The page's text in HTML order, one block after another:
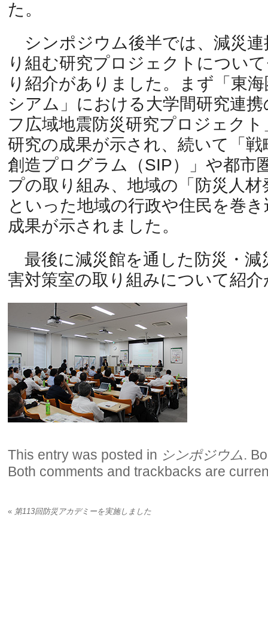
た。
シンポジウム後半では、減災連
り組む研究プロジェクトについ
り紹介がありました。まず「東
シアム」における大学間研究連
フ広域地震防災研究プロジェク
研究の成果が示され、続いて「
創造プログラム（SIP）」や都市
プの取り組み、地域の「防災人
といった地域の行政や住民を巻
成果が示されました。
最後に減災館を通した防災・減
害対策室の取り組みについて紹
This entry was posted in シンポジウム.
Both comments and trackbacks are
«第113回防災アカデミーを実施しました